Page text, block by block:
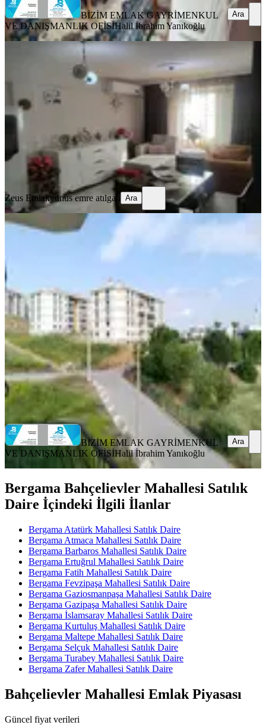
BİZİM EMLAK GAYRİMENKUL
VE DANIŞMANLIK OFİSİHalil İbrahim Yanıkoğlu
Ara
Bahçelievler Mahallesi'nde
Bergama, Bahçelievler Mahallesi
120 m² 27.10.2025
Zeus Emlakyunus emre atılgan
Zeus Emlakyunus emre atılgan Ara
BALKONLU
Hüma Ve Berksoy Otel Mevki 3
Balkonlu Kapalı Mutfak 3+1 Geniş
Bergama, Bahçelievler Mahallesi
3+1·145 m² · 4. Kat·03.05.2025
3.450.000 ₺
BİZİM EMLAK GAYRİMENKUL VE DANIŞMANLIK
OFİSİHalil İbrahim Yanıkoğlu
Ara
BİZİM EMLAK GAYRİMENKUL
VE DANIŞMANLIK OFİSİHalil İbrahim Yanıkoğlu
Ara
Bergama Bahçelievler Mahallesi Satılık
Daire İçindeki İlgili İlanlar
Bergama Atatürk Mahallesi Satılık Daire
Bergama Atmaca Mahallesi Satılık Daire
Bergama Barbaros Mahallesi Satılık Daire
Bergama Ertuğrul Mahallesi Satılık Daire
Bergama Fatih Mahallesi Satılık Daire
Bergama Fevzipaşa Mahallesi Satılık Daire
Bergama Gaziosmanpaşa Mahallesi Satılık Daire
Bergama Gazipaşa Mahallesi Satılık Daire
Bergama İslamsaray Mahallesi Satılık Daire
Bergama Kurtuluş Mahallesi Satılık Daire
Bergama Maltepe Mahallesi Satılık Daire
Bergama Selçuk Mahallesi Satılık Daire
Bergama Turabey Mahallesi Satılık Daire
Bergama Zafer Mahallesi Satılık Daire
Bahçelievler Mahallesi Emlak Piyasası
Güncel fiyat verileri